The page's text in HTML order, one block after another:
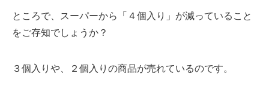
ところで、スーパーから「４個入り」が減っていること
をご存知でしょうか？
３個入りや、２個入りの商品が売れているのです。